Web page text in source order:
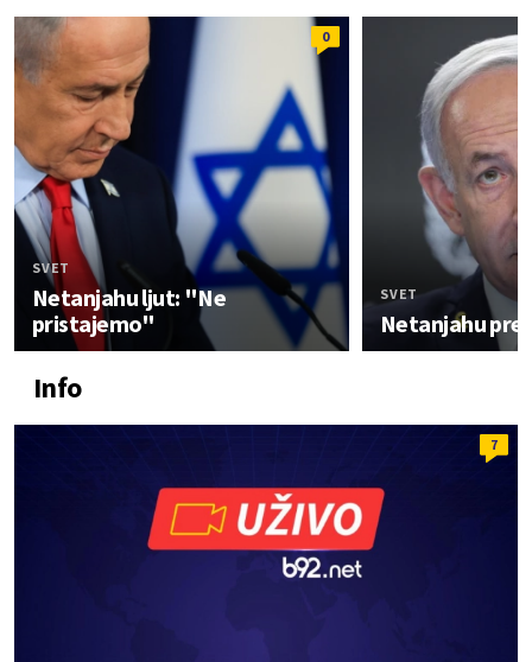
0
SVET
Netanjahu ljut: "Ne
pristajemo"
SVET
Netanjahu
Info
7